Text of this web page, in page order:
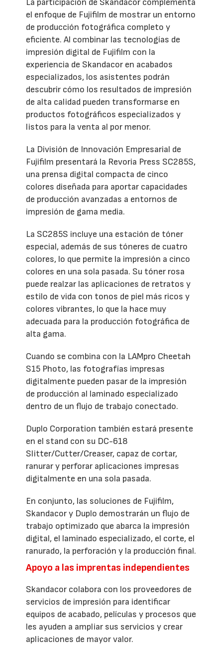
La participación de Skandacor complementa
el enfoque de Fujifilm de mostrar un entorno
de producción fotográfica completo y
eficiente. Al combinar las tecnologías de
impresión digital de Fujifilm con la
experiencia de Skandacor en acabados
especializados, los asistentes podrán
descubrir cómo los resultados de impresión
de alta calidad pueden transformarse en
productos fotográficos especializados y
listos para la venta al por menor.
La División de Innovación Empresarial de
Fujifilm presentará la Revoria Press SC285S,
una prensa digital compacta de cinco
colores diseñada para aportar capacidades
de producción avanzadas a entornos de
impresión de gama media.
La SC285S incluye una estación de tóner
especial, además de sus tóneres de cuatro
colores, lo que permite la impresión a cinco
colores en una sola pasada. Su tóner rosa
puede realzar las aplicaciones de retratos y
estilo de vida con tonos de piel más ricos y
colores vibrantes, lo que la hace muy
adecuada para la producción fotográfica de
alta gama.
Cuando se combina con la LAMpro Cheetah
S15 Photo, las fotografías impresas
digitalmente pueden pasar de la impresión
de producción al laminado especializado
dentro de un flujo de trabajo conectado.
Duplo Corporation también estará presente
en el stand con su DC-618
Slitter/Cutter/Creaser, capaz de cortar,
ranurar y perforar aplicaciones impresas
digitalmente en una sola pasada.
En conjunto, las soluciones de Fujifilm,
Skandacor y Duplo demostrarán un flujo de
trabajo optimizado que abarca la impresión
digital, el laminado especializado, el corte, el
ranurado, la perforación y la producción final.
Apoyo a las imprentas independientes
Skandacor colabora con los proveedores de
servicios de impresión para identificar
equipos de acabado, películas y procesos que
les ayuden a ampliar sus servicios y crear
aplicaciones de mayor valor.